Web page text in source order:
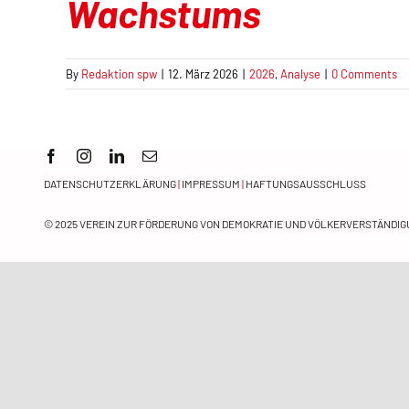
Wachstums
By Redaktion spw | 12. März 2026 | 2026,Analyse | 0 Comments
DATENSCHUTZERKLÄRUNG| IMPRESSUM | HAFTUNGSAUSSCHLUSS
© 2025VEREIN ZUR FÖRDERUNG VON DEMOKRATIE UND